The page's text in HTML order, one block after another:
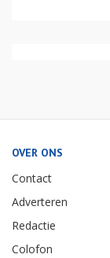
OVER ONS
Contact
Adverteren
Redactie
Colofon